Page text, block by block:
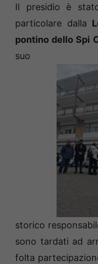
Il presidio è
particolare dalla
pontino dello Spi
suo
storico
sono tardati ad
folta